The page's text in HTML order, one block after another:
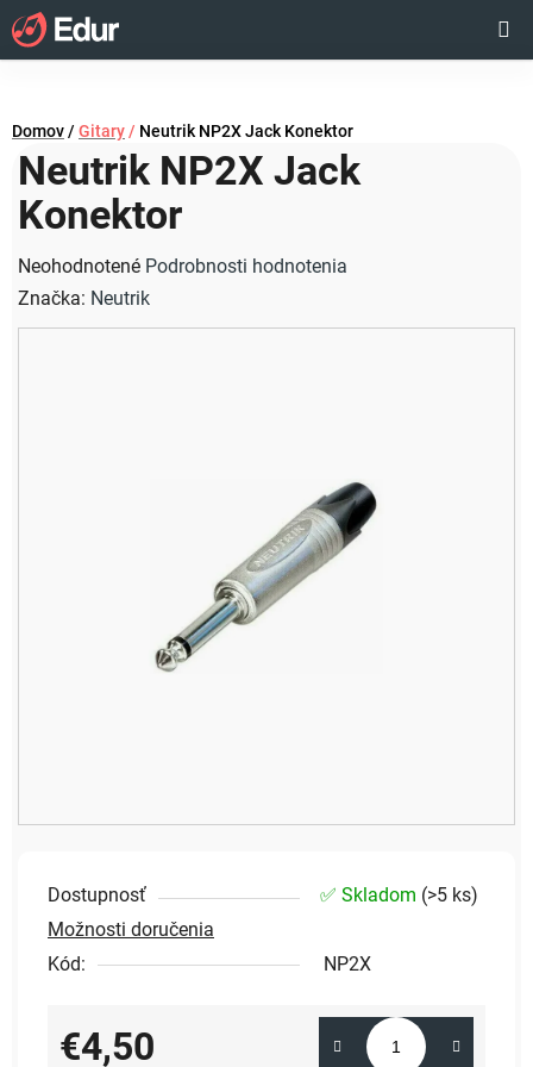
Prejsť
na
obsah
KOŠÍK
Domov/ Gitary / Neutrik NP2X Jack Konektor
Dostupnosť ✅ Skladom (>5 ks)
Možnosti doručenia
Kód:
NP2X
€4,50
Neutrik NP2X Jack
Konektor
Priemerné
hodnotenie
produktu
Neohodnotené Podrobnosti hodnotenia
Značka: Neutrik